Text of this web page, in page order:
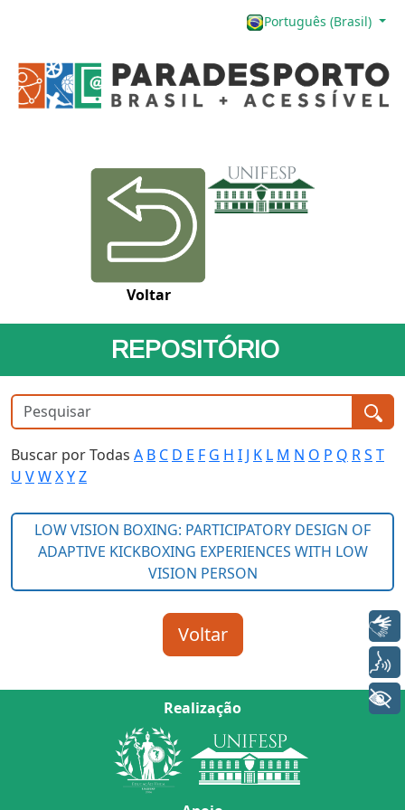
Português (Brasil)
Voltar
REPOSITÓRIO
Buscar por Todas A B C D E F G H I J K L M N O P Q RS T
U VWXYZ
Realização